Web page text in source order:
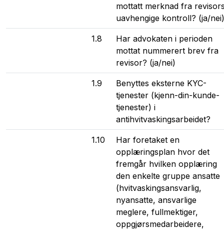
mottatt merknad fra
uavhengige kontroll? (ja/nei)
1.8
Har advokaten i perioden
mottat nummerert brev fra
revisor? (ja/nei)
1.9
Benyttes eksterne KYC-
tjenester (kjenn-din-kunde-
tjenester) i
antihvitvaskingsarbeidet?
1.10
Har foretaket en
opplæringsplan hvor det
fremgår hvilken opplæring
den enkelte gruppe ansatte
(hvitvaskingsansvarlig,
nyansatte, ansvarlige
meglere, fullmektiger,
oppgjørsmedarbeidere,